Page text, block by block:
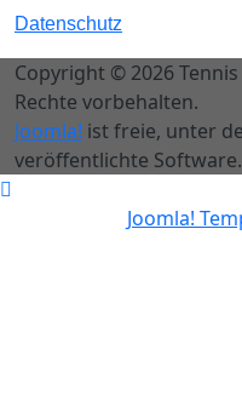
Datenschutz
Copyright © 2026
Rechte vorbehalten.
Joomla! ist freie, unter
veröffentlichte Software.
Joomla!